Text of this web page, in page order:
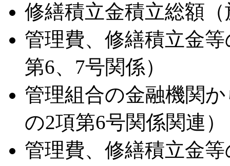
修繕積立金積立総額
管理費、修繕積立金
第6、7号関係）
管理組合の金融機関
の2項第6号関係関連）
管理費、修繕積立金